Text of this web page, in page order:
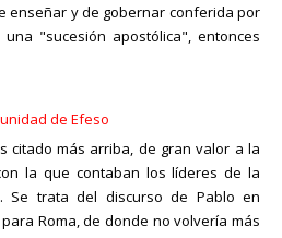
enseñar y de gobernar conferida por
"sucesión apostólica", entonces
de Efeso
citado más arriba, de gran valor a la
la que contaban los líderes de la
Se trata del discurso de Pablo en
Roma, de donde no volvería más